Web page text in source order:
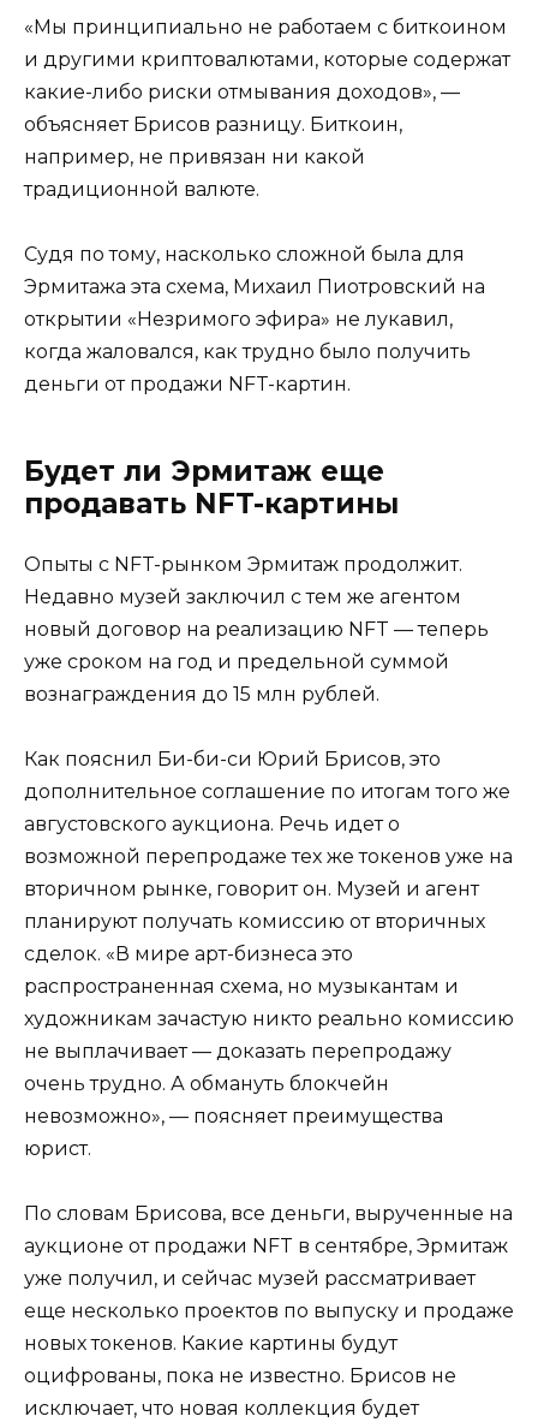
«Мы принципиально не работаем с биткоином
и другими криптовалютами, которые содержат
какие-либо риски отмывания доходов», —
объясняет Брисов разницу. Биткоин,
например, не привязан ни какой
традиционной валюте.
Судя по тому, насколько сложной была для
Эрмитажа эта схема, Михаил Пиотровский на
открытии «Незримого эфира» не лукавил,
когда жаловался, как трудно было получить
деньги от продажи NFT-картин.
Будет ли Эрмитаж еще
продавать NFT-картины
Опыты с NFT-рынком Эрмитаж продолжит.
Недавно музей заключил с тем же агентом
новый договор на реализацию NFT — теперь
уже сроком на год и предельной суммой
вознаграждения до 15 млн рублей.
Как пояснил Би-би-си Юрий Брисов, это
дополнительное соглашение по итогам того же
августовского аукциона. Речь идет о
возможной перепродаже тех же токенов уже на
вторичном рынке, говорит он. Музей и агент
планируют получать комиссию от вторичных
сделок. «В мире арт-бизнеса это
распространенная схема, но музыкантам и
художникам зачастую никто реально комиссию
не выплачивает — доказать перепродажу
очень трудно. А обмануть блокчейн
невозможно», — поясняет преимущества
юрист.
По словам Брисова, все деньги, вырученные на
аукционе от продажи NFT в сентябре, Эрмитаж
уже получил, и сейчас музей рассматривает
еще несколько проектов по выпуску и продаже
новых токенов. Какие картины будут
оцифрованы, пока не известно. Брисов не
исключает, что новая коллекция будет